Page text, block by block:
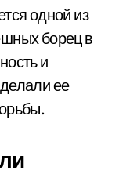
одной из
борец в
и
ее